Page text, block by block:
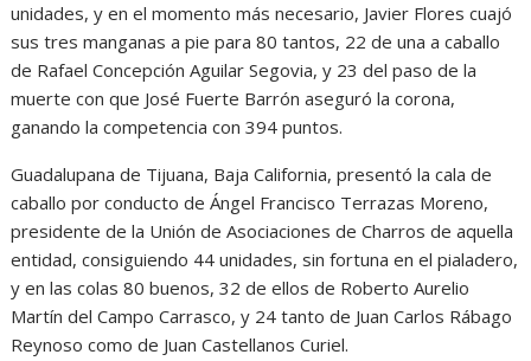
unidades, y en el momento más necesario, Javier Flores cuajó
sus tres manganas a pie para 80 tantos, 22 de una a caballo
de Rafael Concepción Aguilar Segovia, y 23 del paso de la
muerte con que José Fuerte Barrón aseguró la corona,
ganando la competencia con 394 puntos.
Guadalupana de Tijuana, Baja California, presentó la cala de
caballo por conducto de Ángel Francisco Terrazas Moreno,
presidente de la Unión de Asociaciones de Charros de aquella
entidad, consiguiendo 44 unidades, sin fortuna en el pialadero,
y en las colas 80 buenos, 32 de ellos de Roberto Aurelio
Martín del Campo Carrasco, y 24 tanto de Juan Carlos Rábago
Reynoso como de Juan Castellanos Curiel.